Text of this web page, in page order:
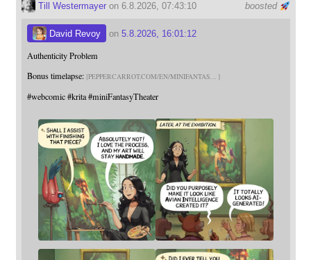
boosted
Till Westermayeron 6.8.2026, 07:43:10
David Revoy on 5.8.2026, 16:01:12
Authenticity Problem
Bonus timelapse: PEPPERCARROT.COM/EN/MINIFANTAS
#webcomic #krita #miniFantasyTheater